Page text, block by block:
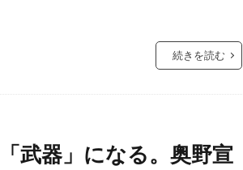
続きを読む
武器」になる。奥野宣